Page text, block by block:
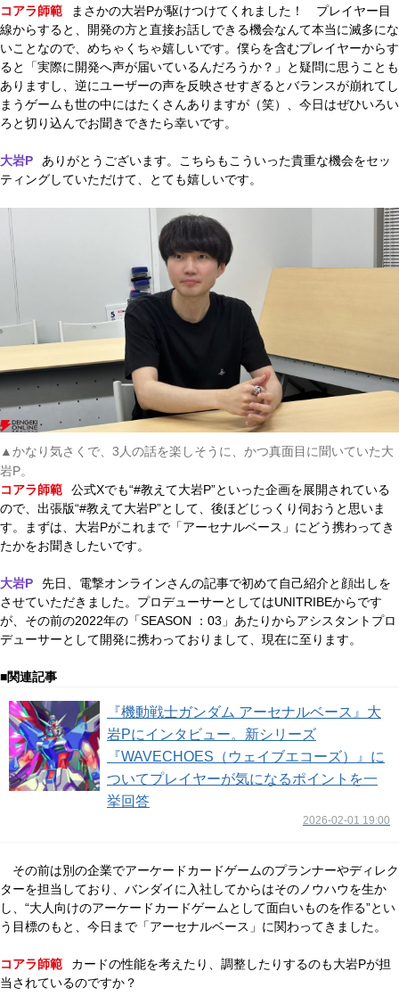
コアラ師範
まさかの大岩Pが駆けつけてくれました！ プレイヤー目
線からすると、開発の方と直接お話しできる機会なんて本当に滅多にな
いことなので、めちゃくちゃ嬉しいです。僕らを含むプレイヤーからす
ると「実際に開発へ声が届いているんだろうか？」と疑問に思うことも
ありますし、逆にユーザーの声を反映させすぎるとバランスが崩れてし
まうゲームも世の中にはたくさんありますが（笑）、今日はぜひいろい
ろと切り込んでお聞きできたら幸いです。
大岩P
ありがとうございます。こちらもこういった貴重な機会をセッ
ティングしていただけて、とても嬉しいです。
▲かなり気さくで、3人の話を楽しそうに、かつ真面目に聞いていた大
岩P。
コアラ師範
公式Xでも“#教えて大岩P”といった企画を展開されている
ので、出張版“#教えて大岩P”として、後ほどじっくり伺おうと思いま
す。まずは、大岩Pがこれまで「アーセナルベース」にどう携わってき
たかをお聞きしたいです。
大岩P
先日、電撃オンラインさんの記事で初めて自己紹介と顔出しを
させていただきました。プロデューサーとしてはUNITRIBEからです
が、その前の2022年の「SEASON ：03」あたりからアシスタントプロ
デューサーとして開発に携わっておりまして、現在に至ります。
■関連記事
『機動戦士ガンダム アーセナルベース』大
岩Pにインタビュー。新シリーズ
『WAVECHOES（ウェイブエコーズ）』に
ついてプレイヤーが気になるポイントを一
挙回答
2026-02-01 19:00
その前は別の企業でアーケードカードゲームのプランナーやディレク
ターを担当しており、バンダイに入社してからはそのノウハウを生か
し、“大人向けのアーケードカードゲームとして面白いものを作る”とい
う目標のもと、今日まで「アーセナルベース」に関わってきました。
コアラ師範
カードの性能を考えたり、調整したりするのも大岩Pが担
当されているのですか？